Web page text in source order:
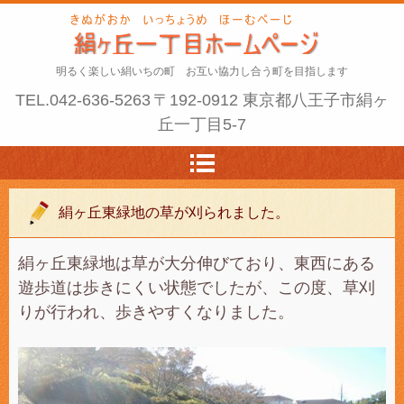
明るく楽しい絹いちの町 お互い協力し合う町を目指します
TEL.042-636-5263 〒192-0912 東京都八王子市絹ヶ
丘一丁目5-7
絹ヶ丘東緑地の草が刈られました。
絹ヶ丘東緑地は草が大分伸びており、東西にある
遊歩道は歩きにくい状態でしたが、この度、草刈
りが行われ、歩きやすくなりました。